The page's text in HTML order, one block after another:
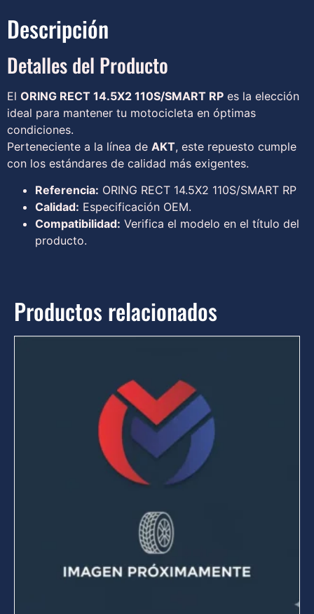
Descripción
Detalles del Producto
El ORING RECT 14.5X2 110S/SMART RP es la elección
ideal para mantener tu motocicleta en óptimas
condiciones.
Perteneciente a la línea de AKT, este repuesto cumple
con los estándares de calidad más exigentes.
Referencia: ORING RECT 14.5X2 110S/SMART RP
Calidad: Especificación OEM.
Compatibilidad: Verifica el modelo en el título del
producto.
Productos relacionados